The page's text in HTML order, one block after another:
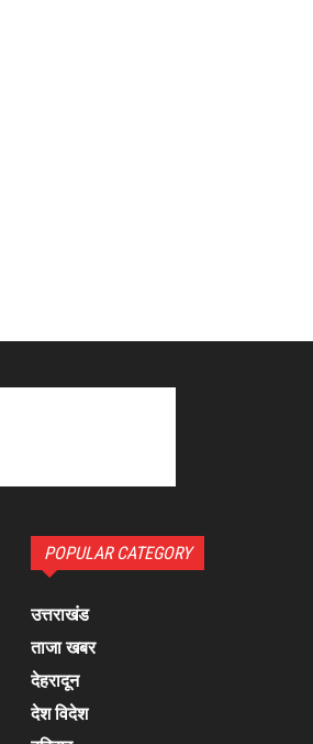
POPULAR CATEGORY
उत्तराखंड
ताजा खबर
देहरादून
देश विदेश